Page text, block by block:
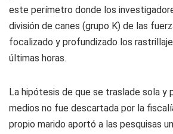
este perímetro donde los
división de canes (grupo K) de las
focalizado y profundizado los
últimas horas.
La hipótesis de que se traslade sola y
medios no fue descartada por la
propio marido aportó a las pesquisas